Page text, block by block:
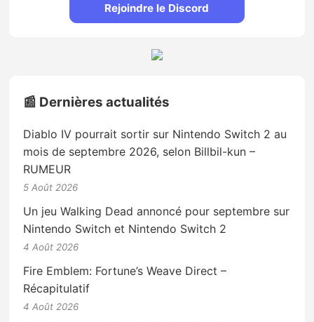
Rejoindre le Discord
📰 Dernières actualités
Diablo IV pourrait sortir sur Nintendo Switch 2 au
mois de septembre 2026, selon Billbil-kun –
RUMEUR
5 Août 2026
Un jeu Walking Dead annoncé pour septembre sur
Nintendo Switch et Nintendo Switch 2
4 Août 2026
Fire Emblem: Fortune’s Weave Direct –
Récapitulatif
4 Août 2026